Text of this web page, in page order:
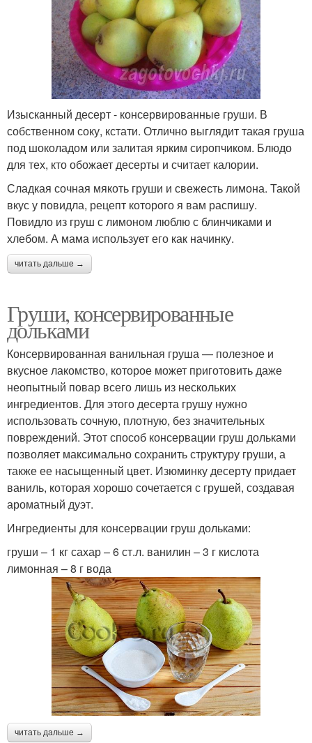
Изысканный десерт - консервированные груши. В
собственном соку, кстати. Отлично выглядит такая груша
под шоколадом или залитая ярким сиропчиком. Блюдо
для тех, кто обожает десерты и считает калории.
Сладкая сочная мякоть груши и свежесть лимона. Такой
вкус у повидла, рецепт которого я вам распишу.
Повидло из груш с лимоном люблю с блинчиками и
хлебом. А мама использует его как начинку.
читать дальше →
Груши, консервированные
дольками
Консервированная ванильная груша — полезное и
вкусное лакомство, которое может приготовить даже
неопытный повар всего лишь из нескольких
ингредиентов. Для этого десерта грушу нужно
использовать сочную, плотную, без значительных
повреждений. Этот способ консервации груш дольками
позволяет максимально сохранить структуру груши, а
также ее насыщенный цвет. Изюминку десерту придает
ваниль, которая хорошо сочетается с грушей, создавая
ароматный дуэт.
Ингредиенты для консервации груш дольками:
груши – 1 кг сахар – 6 ст.л. ванилин – 3 г кислота
лимонная – 8 г вода
читать дальше →